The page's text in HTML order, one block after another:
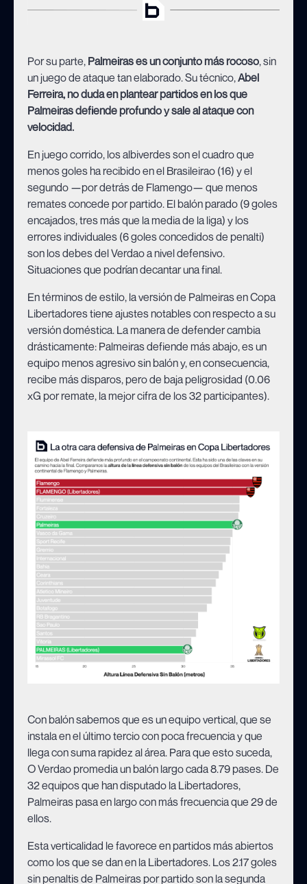
Por su parte, Palmeiras es un conjunto más rocoso, sin
un juego de ataque tan elaborado. Su técnico,Abel
Ferreira, no duda en plantear partidos en los que
Palmeiras defiende profundo y sale al ataque con
velocidad.
En juego corrido, los albiverdes son el cuadro que
menos goles ha recibido en el Brasileirao (16) y el
segundo —por detrás de Flamengo— que menos
remates concede por partido. El balón parado (9 goles
encajados, tres más que la media de la liga) y los
errores individuales (6 goles concedidos de penalti)
son los debes del Verdao a nivel defensivo.
Situaciones que podrían decantar una final.
En términos de estilo, la versión de Palmeiras en Copa
Libertadores tiene ajustes notables con respecto a su
versión doméstica. La manera de defender cambia
drásticamente: Palmeiras defiende más abajo, es un
equipo menos agresivo sin balón y, en consecuencia,
recibe más disparos, pero de baja peligrosidad (0.06
xG por remate, la mejor cifra de los 32 participantes).
Con balón sabemos que es un equipo vertical, que se
instala en el último tercio con poca frecuencia y que
llega con suma rapidez al área. Para que esto suceda,
O Verdao promedia un balón largo cada 8.79 pases. De
32 equipos que han disputado la Libertadores,
Palmeiras pasa en largo con más frecuencia que 29 de
ellos.
Esta verticalidad le favorece en partidos más abiertos
como los que se dan en la Libertadores. Los 2.17 goles
sin penaltis de Palmeiras por partido son la segunda